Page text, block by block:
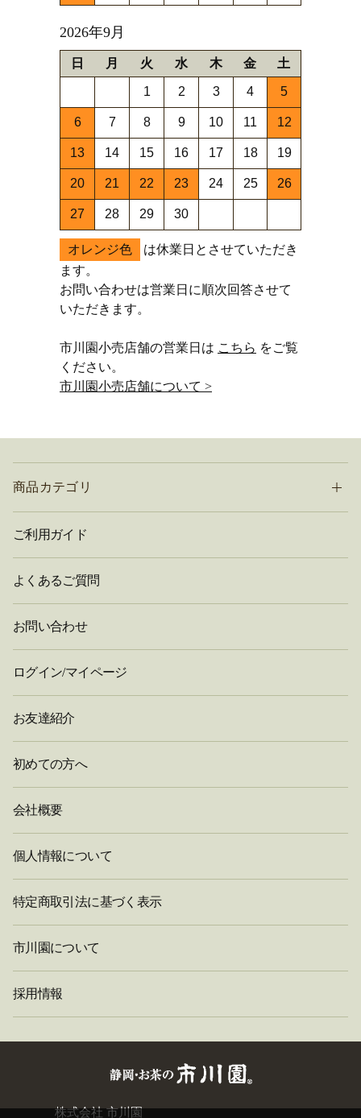
2026年9月
日 月 火 水 木 金 土
1 2 3 4 5
6 7 8 9 10 11 12
13 14 15 16 17 18 19
20 21 22 23 24 25 26
27 28 29 30
オレンジ色
は休業日とさせていただき
ます。
お問い合わせは営業日に順次回答させて
いただきます。
市川園小売店舗の営業日は こちら をご覧
ください。
市川園小売店舗について >
商品カテゴリ
ご利用ガイド
よくあるご質問
お問い合わせ
ログイン/マイページ
お友達紹介
初めての方へ
会社概要
個人情報について
特定商取引法に基づく表示
市川園について
採用情報
株式会社 市川園 閉